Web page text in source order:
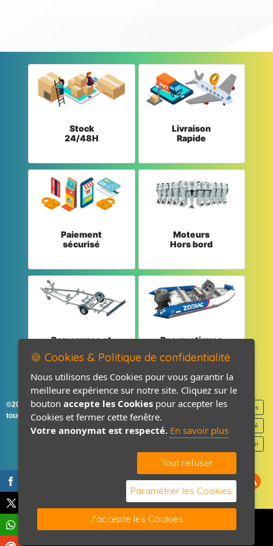
Stock
24/48H
Livraison
Rapide
Paiement
sécurisé
Moteurs
Hors bord
Remorques et
Pneumatiques
©2026-2027 France Accastillage
tous droits réservés
Mentions légales
Politique de confidentialité
Contact / Plan
🍪 Cookies & Politique de confidentialité
Nous utilisons des Cookies pour vous garantir la
meilleure expérience sur notre site. Cliquez sur le
bouton accepte les Cookies pour accepter les
Cookies et fermer cette fenêtre.
Votre anonymat est respecté. En savoir plus
Tout refuser
Paramétrer les Cookies
J'accepte les Cookies